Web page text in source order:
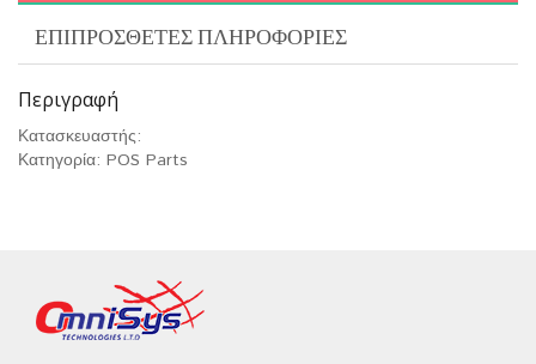
ΕΠΙΠΡΌΣΘΕΤΕΣ ΠΛΗΡΟΦΟΡΊΕΣ
Περιγραφή
Κατασκευαστής:
Κατηγορία: POS Parts